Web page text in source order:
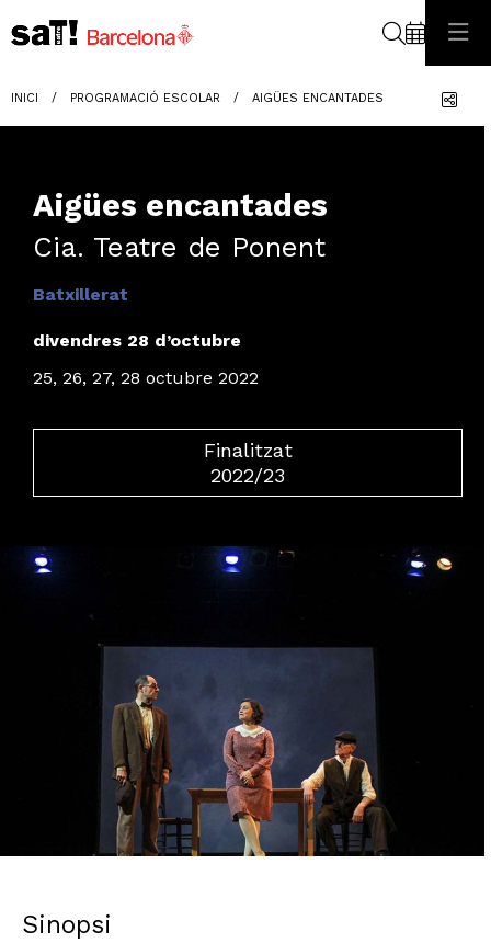
INICI PROGRAMACIÓ ESCOLAR AIGÜES ENCANTADES
Aigües encantades
Cia. Teatre de Ponent
Batxillerat
divendres 28 d’octubre
25, 26, 27, 28 octubre 2022
Finalitzat
2022/23
Sinopsi